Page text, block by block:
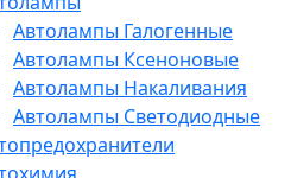
Автолампы Галогенные
Автолампы Ксеноновые
Автолампы Накаливания
Автолампы Светодиодные